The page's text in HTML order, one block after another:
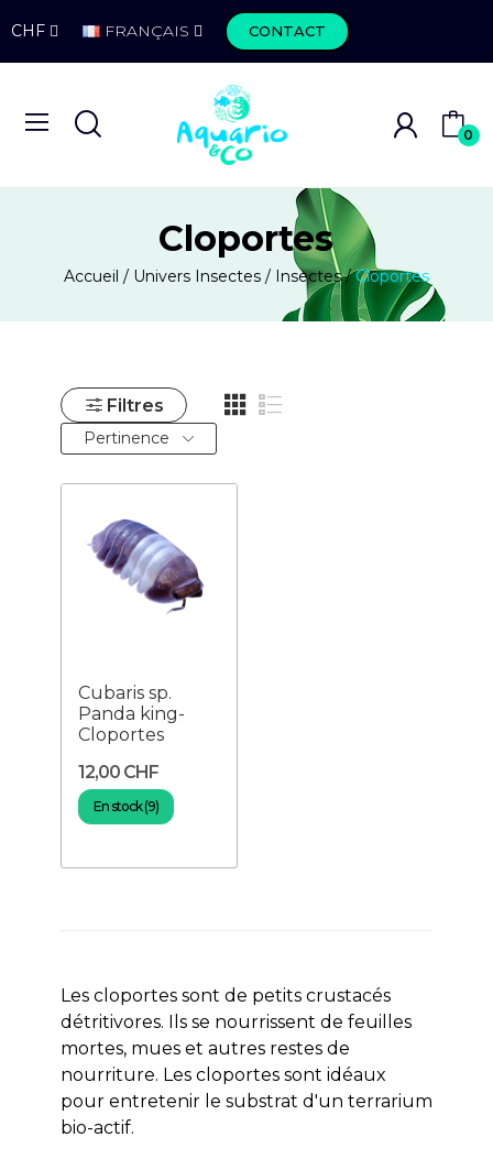
CHF FRANÇAIS CONTACT
0
Cloportes
Accueil Univers Insectes Insectes Cloportes
Filtres
Pertinence
Cubaris sp.
Panda king-
Cloportes
12,00 CHF
En stock (9)
Les cloportes sont de petits crustacés
détritivores. Ils se nourrissent de feuilles
mortes, mues et autres restes de
nourriture. Les cloportes sont idéaux
pour entretenir le substrat d'un terrarium
bio-actif.